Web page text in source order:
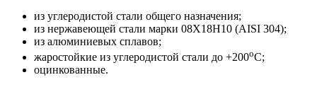
из углеродистой стали общего назначения;
из нержавеющей стали марки 08Х18Н10 (AISI 304);
из алюминиевых сплавов;
жаростойкие из углеродистой стали до +200оС;
оцинкованные.